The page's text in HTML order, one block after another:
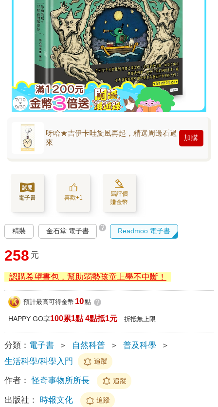
呀哈★吉伊卡哇旋風再起，精選周邊看過
來
加購
電子書 喜歡+1
寫評價
賺金幣
精裝 金石堂 電子書 ? Readmoo 電子書
258 元
認購希望書包，幫助弱勢孩童上學不中斷！
預計最高可得金幣 10點 ?
HAPPY GO享100累1點 4點抵1元 折抵無上限
分類： 電子書 ＞ 自然科普 ＞ 普及科學
＞
生活科學/科學入門
追蹤
作者： 怪奇事物所所長 追蹤
出版社： 時報文化 追蹤